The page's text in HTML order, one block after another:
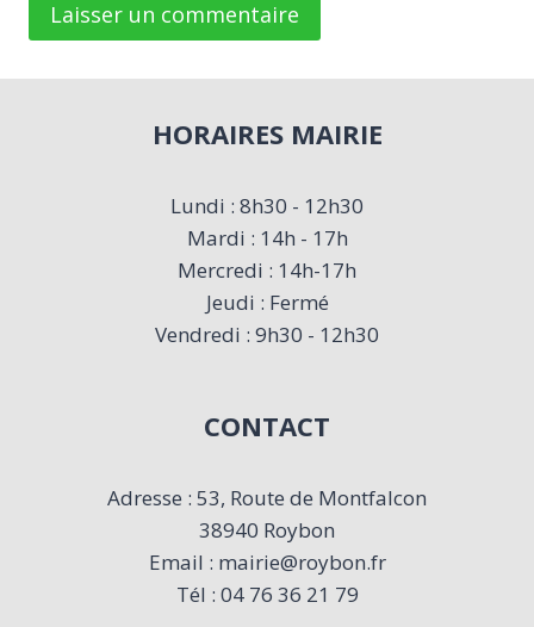
HORAIRES MAIRIE
Lundi : 8h30 - 12h30
Mardi : 14h - 17h
Mercredi : 14h-17h
Jeudi : Fermé
Vendredi : 9h30 - 12h30
CONTACT
Adresse : 53, Route de Montfalcon
38940 Roybon
Email : mairie@roybon.fr
Tél : 04 76 36 21 79